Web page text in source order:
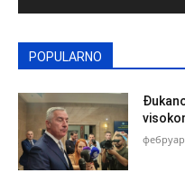
POPULARNO